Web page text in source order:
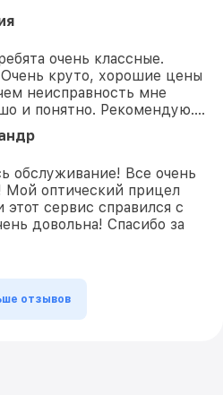
очень классные.
круто, хорошие цены
неисправность мне
и понятно. Рекомендую….
обслуживание! Все очень
Мой оптический прицел
сервис справился с
довольна! Спасибо за
отзывов